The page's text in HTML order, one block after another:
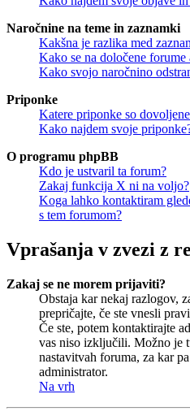
Naročnine na teme in zaznamki
Kakšna je razlika med
Kako se na določene forume
Kako svojo naročnino
Priponke
Katere priponke so
Kako najdem svoje
O programu phpBB
Kdo je ustvaril ta forum?
Zakaj funkcija X ni na voljo?
Koga lahko kontaktiram
s tem forumom?
Vprašanja v zvezi z
Zakaj se ne morem prijaviti?
Obstaja kar nekaj razlogov,
prepričajte, če ste vnesli
Če ste, potem kontaktirajte
vas niso izključili. Možno je
nastavitvah foruma, za kar
administrator.
Na vrh